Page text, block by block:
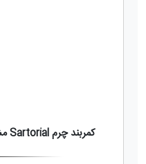
کمربند چرم Sartorial مشکی/سرمه ای Mont Blant